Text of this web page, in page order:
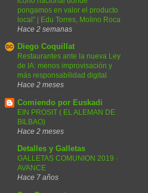
pongamos en valor el producto
local” | Edu Torres, Molino Roca
Hace 2 semanas
Diego Coquillat
Restaurantes ante la nueva Ley
de IA: menos improvisación y
más responsabilidad digital
Hace 2 meses
Comiendo por Euskadi
EIN PROSIT ( EL ALEMAN DE
BILBAO)
Hace 2 meses
Detalles y Galletas
GALLETAS COMUNION 2019 ·
AVANCE
Hace 7 años